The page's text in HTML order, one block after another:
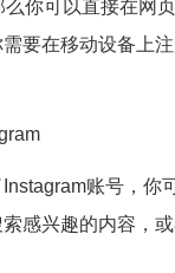
么你可以直接在网
要在移动设备上
账号，你
感兴趣的内容，